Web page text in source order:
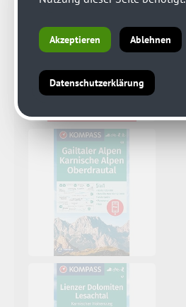
Akzeptieren Ablehnen
Datenschutzerklärung